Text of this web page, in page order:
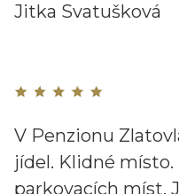
Jitka Svatušková
V Penzionu
jídel. Klidné
parkovacích míst.